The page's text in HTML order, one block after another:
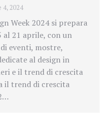
4, 2024
Week 2024 si prepara
al 21 aprile, con un
eventi, mostre,
al design in
e il trend di crescita
il trend di crescita